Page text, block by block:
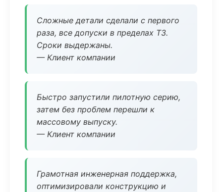
Сложные детали сделали с первого
раза, все допуски в пределах ТЗ.
Сроки выдержаны.
— Клиент компании
Быстро запустили пилотную серию,
затем без проблем перешли к
массовому выпуску.
— Клиент компании
Грамотная инженерная поддержка,
оптимизировали конструкцию и